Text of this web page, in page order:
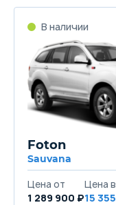
Foton
Sauvana
1 289 900 ₽15 355